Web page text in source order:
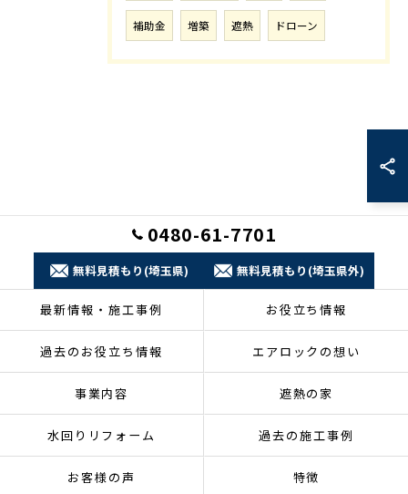
補助金 増築 遮熱 ドローン
0480-61-7701
無料見積もり(埼玉県) 無料見積もり(埼玉県外)
最新情報・施工事例 お役立ち情報
過去のお役立ち情報 エアロックの想い
事業内容 遮熱の家
水回りリフォーム 過去の施工事例
お客様の声 特徴